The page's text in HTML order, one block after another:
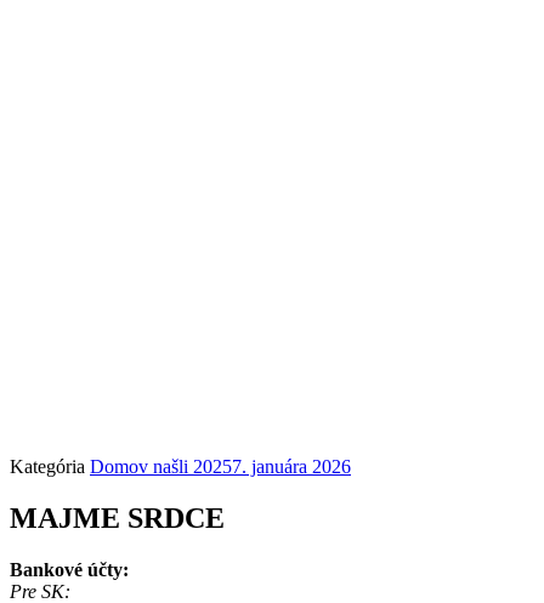
Kategória Domov našli 20257. januára 2026
MAJME SRDCE
Bankové účty:
Pre SK: